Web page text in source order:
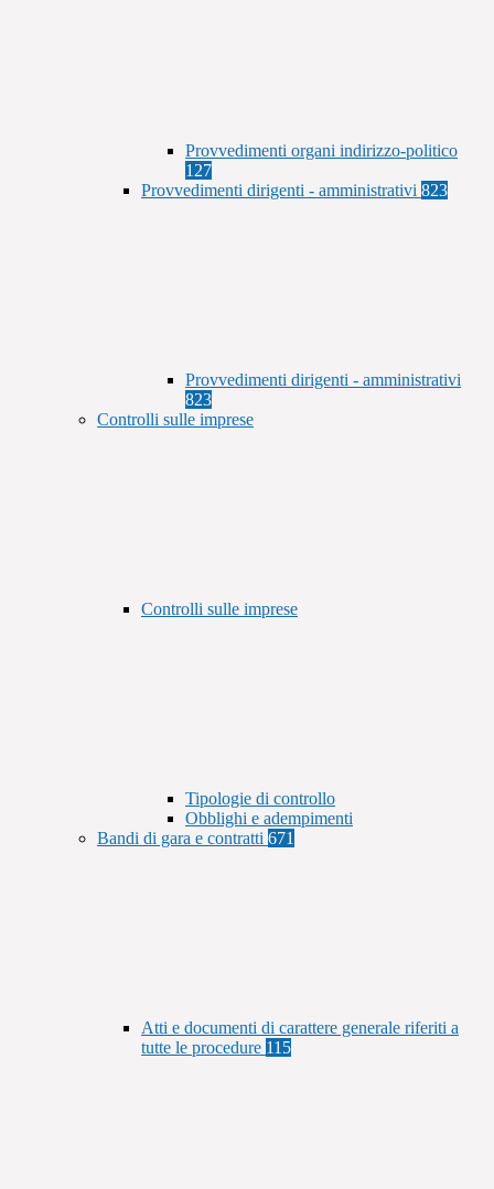
Provvedimenti organi indirizzo-politico
127
Provvedimenti dirigenti - amministrativi 823
Provvedimenti dirigenti - amministrativi
823
Controlli sulle imprese
Controlli sulle imprese
Tipologie di controllo
Obblighi e adempimenti
Bandi di gara e contratti 671
Atti e documenti di carattere generale riferiti a
tutte le procedure 115